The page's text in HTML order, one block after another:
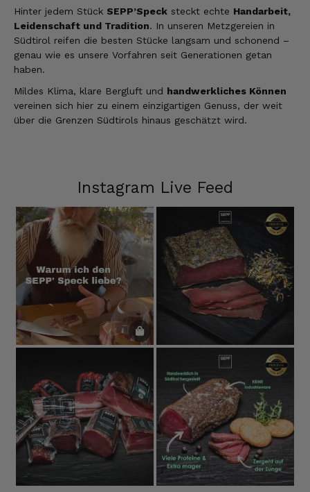
Hinter jedem Stück SEPP’Speck steckt echte Handarbeit,
Leidenschaft und Tradition. In unseren Metzgereien in
Südtirol reifen die besten Stücke langsam und schonend –
genau wie es unsere Vorfahren seit Generationen getan
haben.
Mildes Klima, klare Bergluft und handwerkliches Können
vereinen sich hier zu einem einzigartigen Genuss, der weit
über die Grenzen Südtirols hinaus geschätzt wird.
Instagram Live Feed